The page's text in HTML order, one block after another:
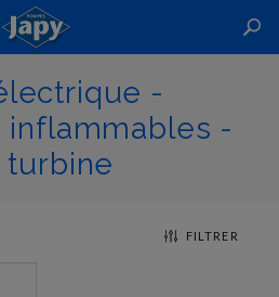
-
inflammables -
turbine
FILTRER